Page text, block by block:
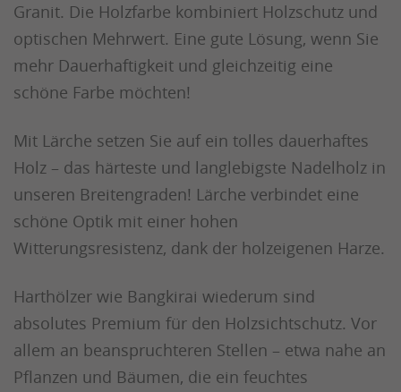
Granit. Die Holzfarbe kombiniert Holzschutz und
optischen Mehrwert. Eine gute Lösung, wenn Sie
mehr Dauerhaftigkeit und gleichzeitig eine
schöne Farbe möchten!
Mit Lärche setzen Sie auf ein tolles dauerhaftes
Holz – das härteste und langlebigste Nadelholz in
unseren Breitengraden! Lärche verbindet eine
schöne Optik mit einer hohen
Witterungsresistenz, dank der holzeigenen Harze.
Harthölzer wie Bangkirai wiederum sind
absolutes Premium für den Holzsichtschutz. Vor
allem an beanspruchteren Stellen – etwa nahe an
Pflanzen und Bäumen, die ein feuchtes